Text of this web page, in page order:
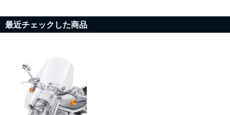
最近チェックした商品